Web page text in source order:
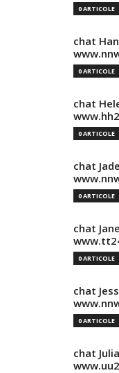
0 ARTICOLE
chat
0 ARTICOLE
chat
0 ARTICOLE
chat
0 ARTICOLE
chat
0 ARTICOLE
chat
0 ARTICOLE
chat